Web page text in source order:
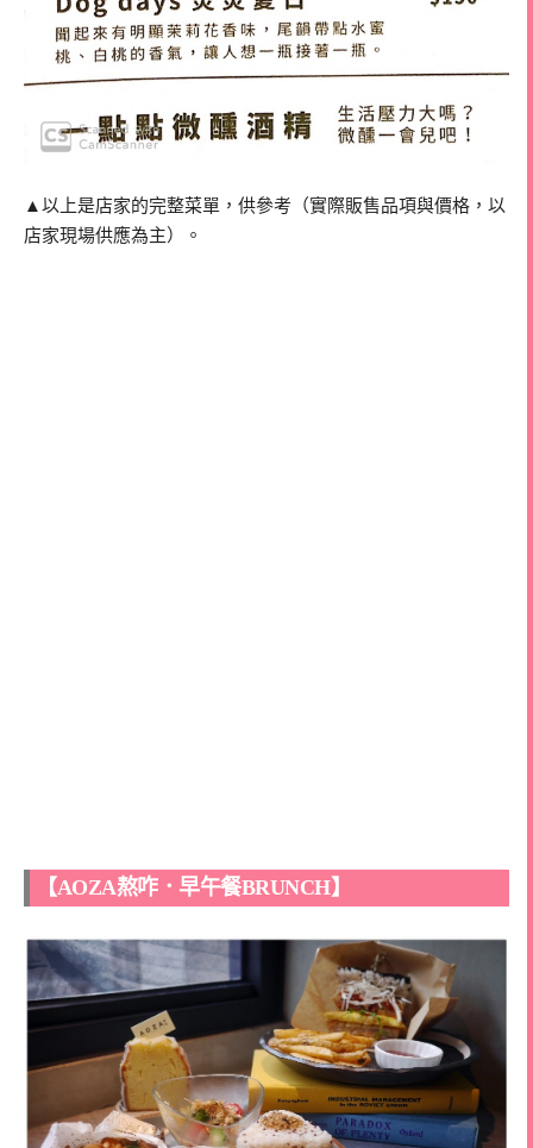
▲以上是店家的完整菜單，供參考（實際販售品項與價格，以
店家現場供應為主）。
【AOZA熬咋．早午餐BRUNCH】